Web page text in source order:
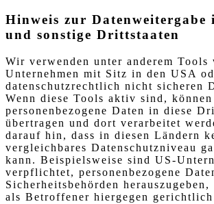
Hinweis zur Datenweitergabe
und sonstige Drittstaaten
Wir verwenden unter anderem Tools
Unternehmen mit Sitz in den USA
datenschutzrechtlich nicht sicheren
Wenn diese Tools aktiv sind,
personenbezogene Daten in diese
übertragen und dort verarbeitet
darauf hin, dass in diesen Ländern
vergleichbares Datenschutzniveau
kann. Beispielsweise sind US-
verpflichtet, personenbezogene
Sicherheitsbehörden herauszugeben,
als Betroffener hiergegen gerichtlich